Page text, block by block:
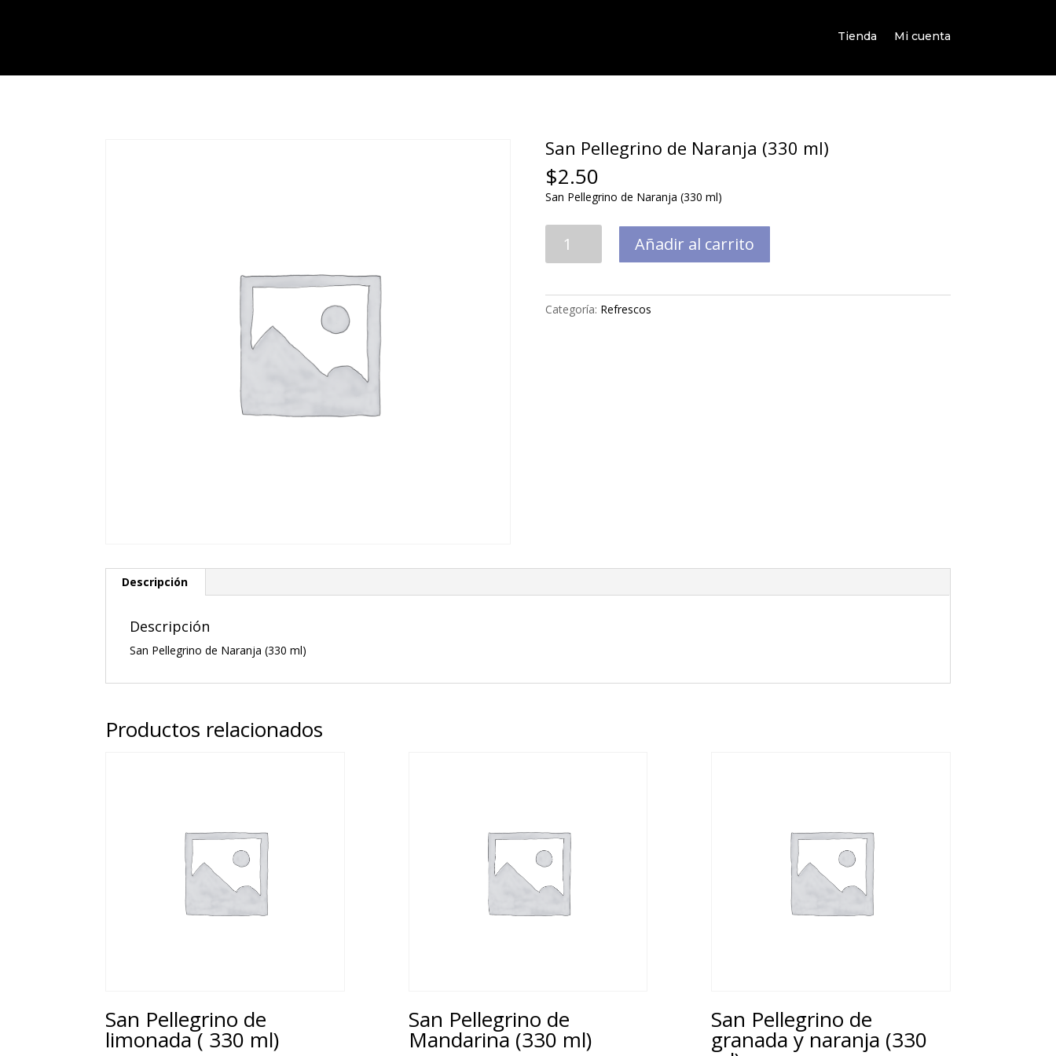
Tienda Mi cuenta
San Pellegrino de Naranja (330 ml)
$2.50
San Pellegrino de Naranja (330 ml)
Pellegrino
(330
Añadir al carrito
Categoría: Refrescos
Descripción
Descripción
San Pellegrino de Naranja (330 ml)
Productos relacionados
San Pellegrino de
limonada ( 330 ml)
San Pellegrino de
Mandarina (330 ml)
San Pellegrino de
granada y naranja (330